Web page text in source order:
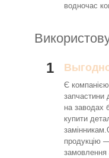
водночас
1
Є
запчастини
на заводах
купити
продукцію
замовлення